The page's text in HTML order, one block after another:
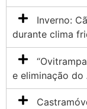
Inverno:
durante clima
e eliminação do